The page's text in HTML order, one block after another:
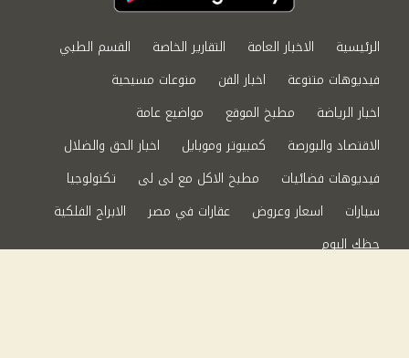
الرئيسية الاخبار العامة التقارير الخاصة
القسم الطبي
فيديوهات متنوعة
اخبار الفن
منوعات مسيحية
اخبار الرياضة
مطبخ الموقع
مواضيع عامة
الاقتصاد والبورصة
كمبيوتر وموبايل
اخبار الحق والضلال
فيديوهات فضائيات
مطبخ الاكل مع لى لى
تكنولوجيا
سيارات
اسعار وعروض عقارات في مصر
الابراج الفلكية
حظك اليوم